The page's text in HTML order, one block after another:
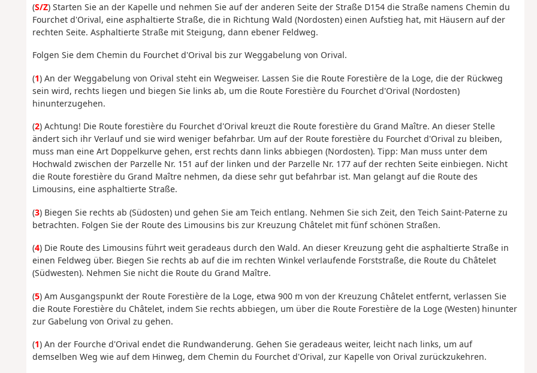
(S/Z) Starten Sie an der Kapelle und nehmen Sie auf der anderen Seite der Straße D154 die Straße namens Chemin du
Fourchet d'Orival, eine asphaltierte Straße, die in Richtung Wald (Nordosten) einen Aufstieg hat, mit Häusern auf der
rechten Seite. Asphaltierte Straße mit Steigung, dann ebener Feldweg.
Folgen Sie dem Chemin du Fourchet d'Orival bis zur Weggabelung von Orival.
(1) An der Weggabelung von Orival steht ein Wegweiser. Lassen Sie die Route Forestière de la Loge, die der Rückweg
sein wird, rechts liegen und biegen Sie links ab, um die Route Forestière du Fourchet d'Orival (Nordosten)
hinunterzugehen.
(2) Achtung! Die Route forestière du Fourchet d'Orival kreuzt die Route forestière du Grand Maître. An dieser Stelle
ändert sich ihr Verlauf und sie wird weniger befahrbar. Um auf der Route forestière du Fourchet d'Orival zu bleiben,
muss man eine Art Doppelkurve gehen, erst rechts dann links abbiegen (Nordosten). Tipp: Man muss unter dem
Hochwald zwischen der Parzelle Nr. 151 auf der linken und der Parzelle Nr. 177 auf der rechten Seite einbiegen. Nicht
die Route forestière du Grand Maître nehmen, da diese sehr gut befahrbar ist. Man gelangt auf die Route des
Limousins, eine asphaltierte Straße.
(3) Biegen Sie rechts ab (Südosten) und gehen Sie am Teich entlang. Nehmen Sie sich Zeit, den Teich Saint-Paterne zu
betrachten. Folgen Sie der Route des Limousins bis zur Kreuzung Châtelet mit fünf schönen Straßen.
(4) Die Route des Limousins führt weit geradeaus durch den Wald. An dieser Kreuzung geht die asphaltierte Straße in
einen Feldweg über. Biegen Sie rechts ab auf die im rechten Winkel verlaufende Forststraße, die Route du Châtelet
(Südwesten). Nehmen Sie nicht die Route du Grand Maître.
(5) Am Ausgangspunkt der Route Forestière de la Loge, etwa 900 m von der Kreuzung Châtelet entfernt, verlassen Sie
die Route Forestière du Châtelet, indem Sie rechts abbiegen, um über die Route Forestière de la Loge (Westen) hinunter
zur Gabelung von Orival zu gehen.
(1) An der Fourche d'Orival endet die Rundwanderung. Gehen Sie geradeaus weiter, leicht nach links, um auf
demselben Weg wie auf dem Hinweg, dem Chemin du Fourchet d'Orival, zur Kapelle von Orival zurückzukehren.